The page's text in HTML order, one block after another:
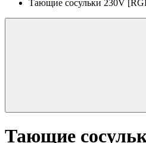
Тающие сосульки 230V
Тающие